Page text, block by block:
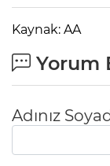
Kaynak: AA
Yorum
Adınız